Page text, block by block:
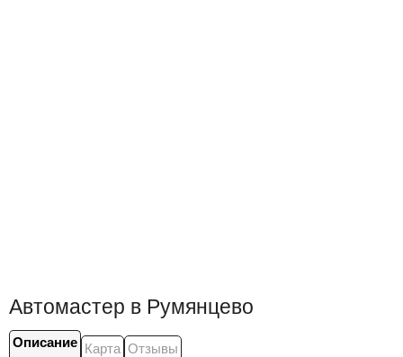
Автомастер в Румянцево
Описание Карта Отзывы